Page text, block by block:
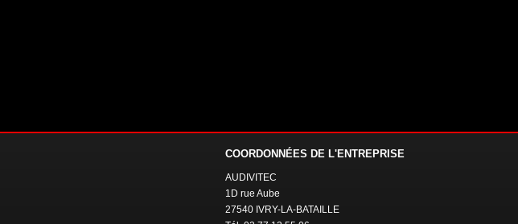
COORDONNÉES DE L'ENTREPRISE
AUDIVITEC
1D rue Aube
27540 IVRY-LA-BATAILLE